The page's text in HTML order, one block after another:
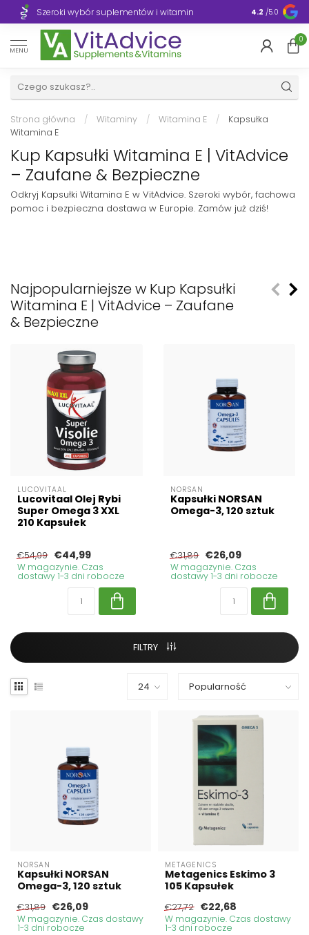
Szeroki wybór suplementów i witamin 4.2 /5.0
MENU
0
Strona główna / Witaminy / Witamina E /
Kapsułka
Witamina E
Kup Kapsułki Witamina E | VitAdvice
– Zaufane & Bezpieczne
Odkryj Kapsułki Witamina E w VitAdvice. Szeroki wybór, fachowa
pomoc i bezpieczna dostawa w Europie. Zamów już dziś!
Najpopularniejsze w Kup Kapsułki
Witamina E | VitAdvice – Zaufane
& Bezpieczne
LUCOVITAAL
Lucovitaal Olej Rybi
Super Omega 3 XXL
210 Kapsułek
€54,99 €44,99
W magazynie. Czas
dostawy 1-3 dni robocze
NORSAN
Kapsułki NORSAN
Omega-3, 120 sztuk
€31,89 €26,09
W magazynie. Czas
dostawy 1-3 dni robocze
FILTRY
NORSAN
Kapsułki NORSAN
Omega-3, 120 sztuk
€31,89 €26,09
W magazynie. Czas dostawy
1-3 dni robocze
METAGENICS
Metagenics Eskimo 3
105 Kapsułek
€27,72 €22,68
W magazynie. Czas dostawy
1-3 dni robocze